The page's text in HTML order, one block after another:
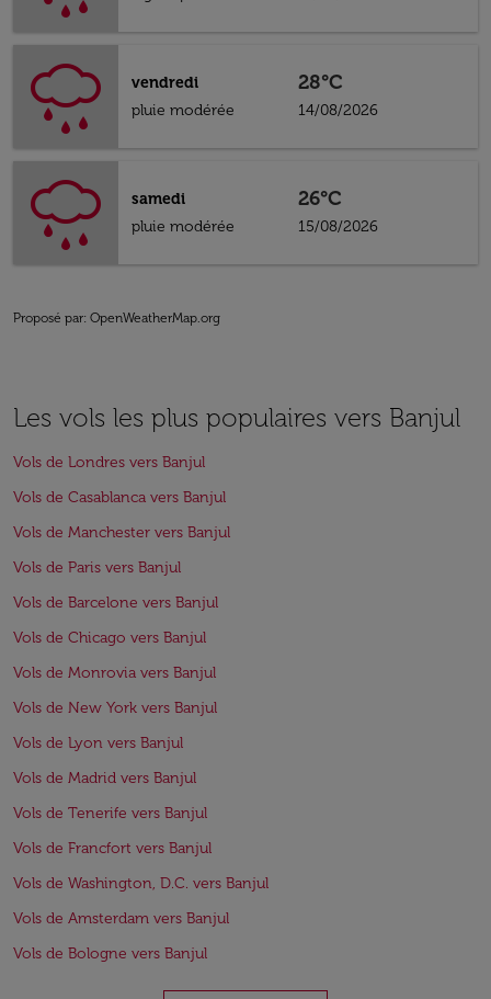
vendredi
pluie modérée
28°C
14/08/2026
samedi
pluie modérée
26°C
15/08/2026
Proposé par: OpenWeatherMap.org
Les vols les plus populaires vers Banjul
Vols de Londres vers Banjul
Vols de Casablanca vers Banjul
Vols de Manchester vers Banjul
Vols de Paris vers Banjul
Vols de Barcelone vers Banjul
Vols de Chicago vers Banjul
Vols de Monrovia vers Banjul
Vols de New York vers Banjul
Vols de Lyon vers Banjul
Vols de Madrid vers Banjul
Vols de Tenerife vers Banjul
Vols de Francfort vers Banjul
Vols de Washington, D.C. vers Banjul
Vols de Amsterdam vers Banjul
Vols de Bologne vers Banjul